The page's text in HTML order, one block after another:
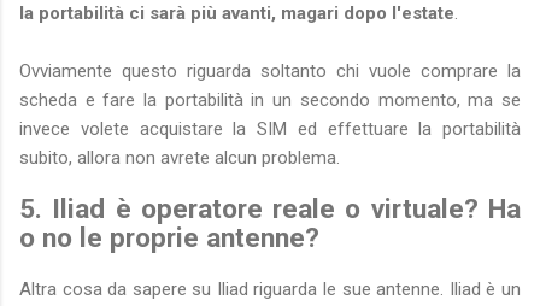
la portabilità ci sarà più avanti, magari dopo l'estate.
Ovviamente questo riguarda soltanto chi vuole comprare la
scheda e fare la portabilità in un secondo momento, ma se
invece volete acquistare la SIM ed effettuare la portabilità
subito, allora non avrete alcun problema.
5. Iliad è operatore reale o virtuale? Ha
o no le proprie antenne?
Altra cosa da sapere su Iliad riguarda le sue antenne. Iliad è un